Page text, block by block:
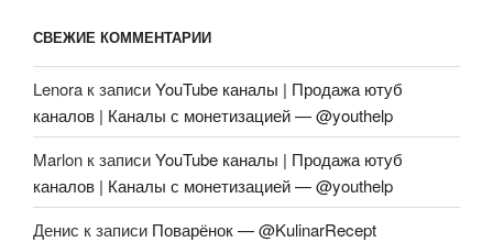
СВЕЖИЕ КОММЕНТАРИИ
Lenora к записиYouTube каналы | Продажа ютуб
каналов | Каналы с монетизацией — @youthelp
Marlon к записиYouTube каналы | Продажа ютуб
каналов | Каналы с монетизацией — @youthelp
Денис к записи Поварёнок — @KulinarRecept